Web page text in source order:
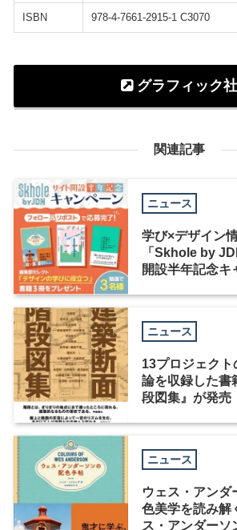
ISBN 978-4-7661-2915-1 C3070
グラフィック社
関連記事
ニュース
学び×デザイン
「Skhole by
開設半年記念キ
ニュース
13プロジェク
論を収録した書
段図集』が発売
ニュース
ウェス・アンダ
色美学を読み解
ス・アンダーソ